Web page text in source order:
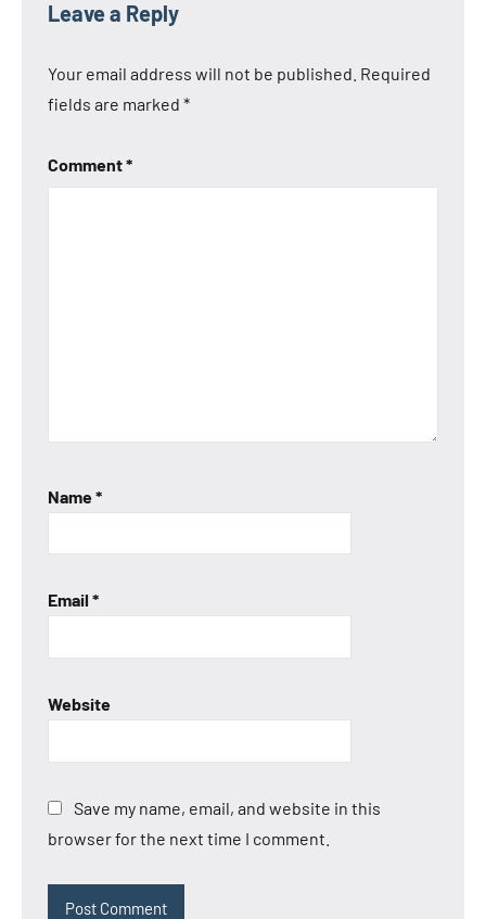
Leave a Reply
Your email address will not be published. Required
fields are marked *
Comment*
Name*
Email *
Website
Save my name, email, and website in this
browser for the next time I comment.